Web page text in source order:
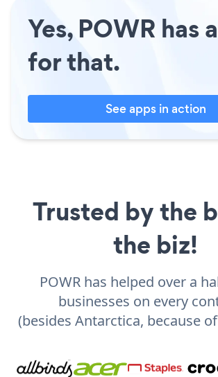
Yes, POWR has
for that.
See apps in action
Trusted by the
the biz!
POWR has helped over a
businesses on every
(besides Antarctica, because